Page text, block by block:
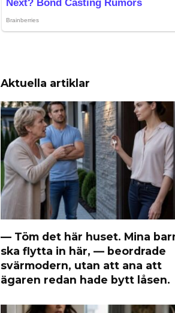
Aktuella artiklar
— Töm det här huset. Mina
ska flytta in här, — beordrade
svärmodern, utan att ana att
ägaren redan hade bytt låsen.